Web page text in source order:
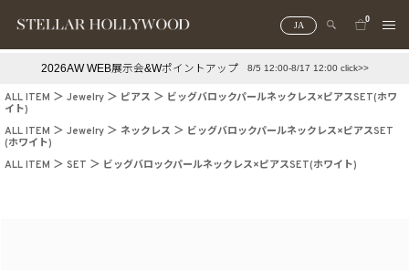
JA
0
#スタッフイチ押し（通勤パールアクセ）
2026AW WEB展示会&Wポイントアップ 8/5 12:00-8/17 12:00 click>>
ALL ITEM Jewelry ピアス
ビッグバロックパールネックレス×ピアスSET(ホワ
イト)
ALL ITEM
Jewelry ネックレス
ビッグバロックパールネックレス×ピアスSET
(ホワイト)
ALL ITEM
SET ビッグバロックパールネックレス×ピアスSET(ホワイト)